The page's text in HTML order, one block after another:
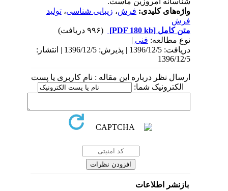
واژه‌های کلیدی:فرش،زیبایی شناسی،تولید
فرش
متن کامل[PDF 180 kb]
نوع مطالعه:فنی|
دریافت: 1396/12/5 | پذیرش: 1396/12/5 | انتشار:
1396/12/5
ارسال نظر درباره این مقاله : نام کاربری یا پست
الکترونیک شما:
بازنشر اطلاعات